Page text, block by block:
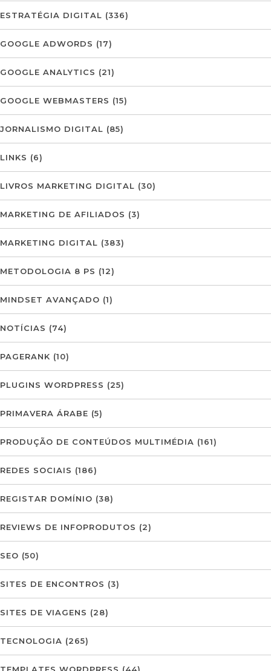
ESTRATÉGIA DIGITAL (336)
GOOGLE ADWORDS (17)
GOOGLE ANALYTICS (21)
GOOGLE WEBMASTERS (15)
JORNALISMO DIGITAL (85)
LINKS (6)
LIVROS MARKETING DIGITAL (30)
MARKETING DE AFILIADOS (3)
MARKETING DIGITAL (383)
METODOLOGIA 8 PS (12)
MINDSET AVANÇADO (1)
NOTÍCIAS (74)
PAGERANK (10)
PLUGINS WORDPRESS (25)
PRIMAVERA ÁRABE (5)
PRODUÇÃO DE CONTEÚDOS MULTIMÉDIA (161)
REDES SOCIAIS (186)
REGISTAR DOMÍNIO (38)
REVIEWS DE INFOPRODUTOS (2)
SEO (50)
SITES DE ENCONTROS (3)
SITES DE VIAGENS (28)
TECNOLOGIA (265)